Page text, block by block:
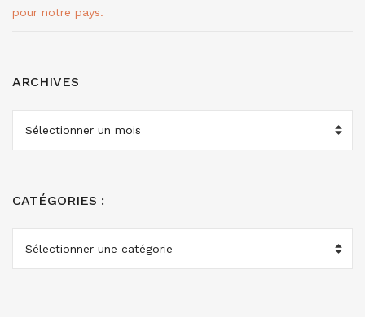
pour notre pays.
ARCHIVES
ARCHIVES
CATÉGORIES :
CATÉGORIES